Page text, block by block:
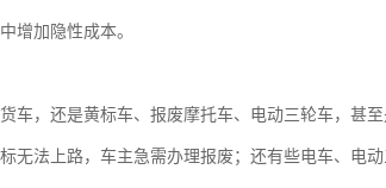
增加隐性成本。
车，还是黄标车、报废摩托车、电动三轮车，甚
无法上路，车主急需办理报废；还有些电车、电